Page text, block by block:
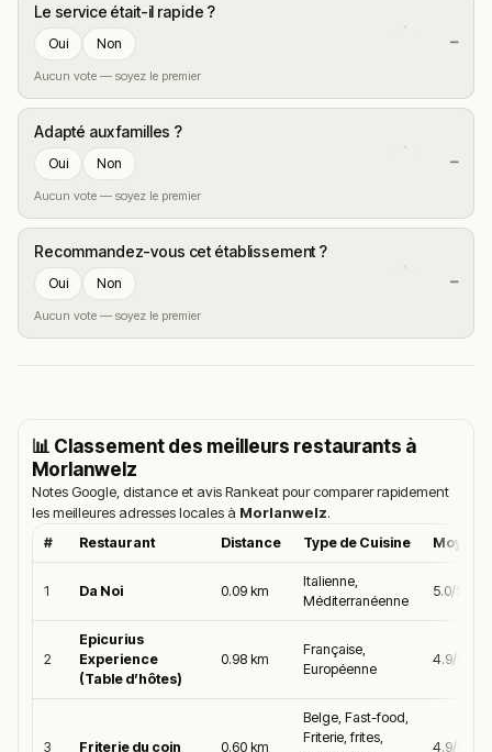
Le service était-il rapide ?
Oui Non
Aucun vote — soyez le premier
—
Adapté aux familles ?
Oui Non
Aucun vote — soyez le premier
—
Recommandez-vous cet établissement ?
Oui Non
Aucun vote — soyez le premier
—
📊 Classement des meilleurs restaurants à
Morlanwelz
Notes Google, distance et avis Rankeat pour comparer rapidement
les meilleures adresses locales à Morlanwelz.
# Restaurant Distance Type de Cuisine
1 Da Noi 0.09 km
Italienne,
Méditerranéenne
5.0/5
2
Epicurius
Experience
(Table d’hôtes)
0.98 km
Française,
Européenne
4.9/5
3 Friterie du coin 0.60 km
Belge, Fast-food,
Friterie, frites,
4.9/5